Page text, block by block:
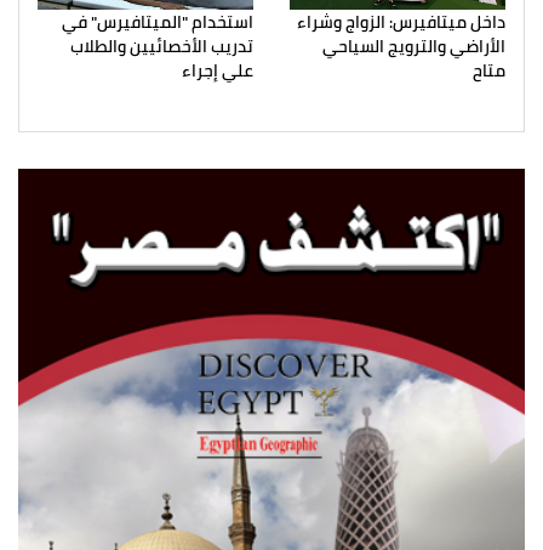
داخل ميتافيرس: الزواج وشراء
الأراضي والترويج السياحي
متاح
استخدام "الميتافيرس" في
تدريب الأخصائيين والطلاب
علي إجراء